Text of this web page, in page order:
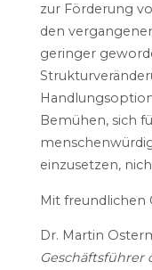
zur Förderung
den
geringer
Bemühen, sich
einzusetzen,
Mit freundlichen
Dr. Martin
Geschäftsführer